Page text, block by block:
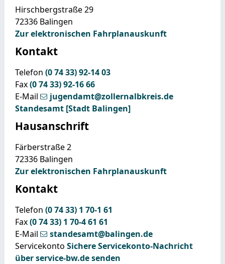
Hirschbergstraße 29
72336 Balingen
Zur elektronischen Fahrplanauskunft
Kontakt
Telefon (07433) 92-1403
Fax(07433) 92-1666
E-Mail
jugendamt@zollernalbkreis.de
Standesamt [Stadt Balingen]
Hausanschrift
Färberstraße 2
72336 Balingen
Zur elektronischen Fahrplanauskunft
Kontakt
Telefon (07433) 1 70-1 61
Fax(07433) 1 70-461 61
E-Mail
standesamt@balingen.de
Servicekonto Sichere Servicekonto-Nachricht
über service-bw.de senden